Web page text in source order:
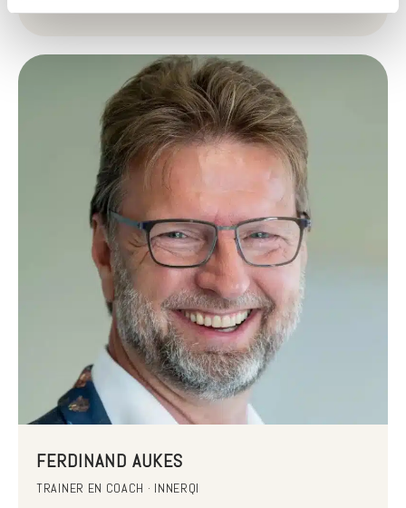
FERDINAND AUKES
TRAINER EN COACH · INNERQI